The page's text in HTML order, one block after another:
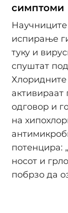
симптоми
Научниците
испирање
туку и
спуштат
Хлоридните
одговор и
на
потенцира:
носот и
побрзо да